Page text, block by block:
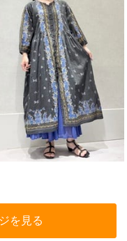
を見る